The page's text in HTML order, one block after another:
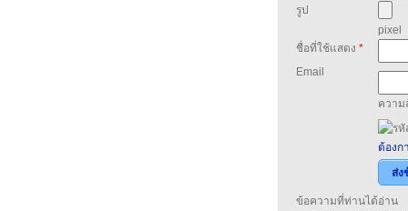
รูป
pixel
ชื่อที่ใช้แสดง *
Email
ความ
ต้องก
ส่ง
ข้อความที่ท่านได้อ่าน